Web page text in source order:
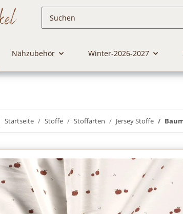
Nähzubehör Winter-2026-2027
Startseite Stoffe Stoffarten Jersey Stoffe